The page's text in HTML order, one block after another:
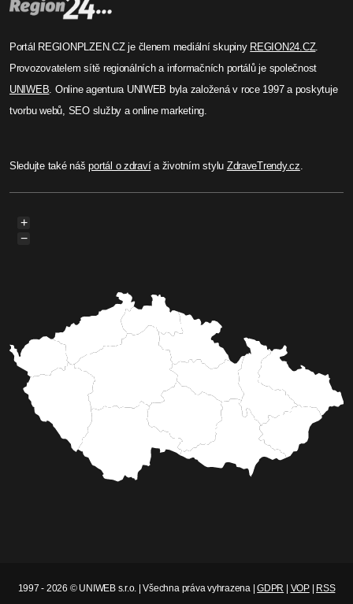
Portál REGIONPLZEN.CZ je členem mediální skupiny REGION24.CZ.
Provozovatelem sítě regionálních a informačních portálů je společnost
UNIWEB. Online agentura UNIWEB byla založená v roce 1997 a poskytuje
tvorbu webů, SEO služby a online marketing.
Sledujte také nášportál o zdravía životním stylu ZdraveTrendy.cz.
+
−
1997 - 2026 © UNIWEB s.r.o. | Všechna práva vyhrazena |GDPR VOP| RSS